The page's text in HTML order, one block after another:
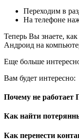
Переходим в
На телефоне
Теперь Вы знаете,
Андроид на
Еще больше
Вам будет интересно:
Почему не работает
Как найти
Как перенести